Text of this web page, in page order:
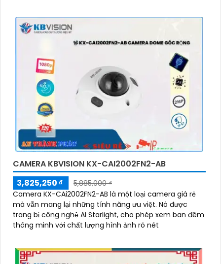
CAMERA KBVISION KX-CAI2002FN2-AB
3,825,250 ₫
5,885,000 ₫
Camera KX-CAi2002FN2-AB là một loại camera giá rẻ
mà vẫn mang lại những tính năng ưu việt. Nó được
trang bị công nghệ AI Starlight, cho phép xem ban đêm
thông minh với chất lượng hình ảnh rõ nét